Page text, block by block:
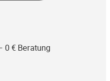
0 € Beratung